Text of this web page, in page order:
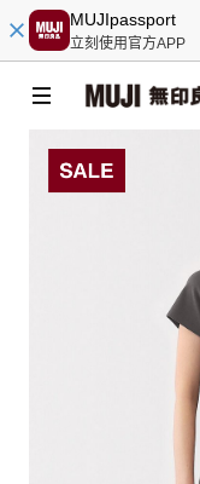
MUJIpassport
立刻使用官方APP